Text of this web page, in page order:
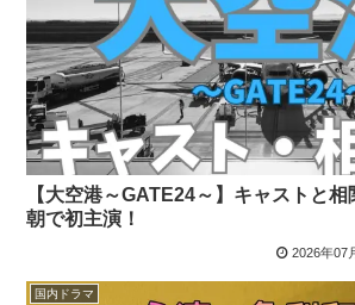
【大空港～GATE24～】キャストと
朝で初主演！
2026年07
国内ドラマ